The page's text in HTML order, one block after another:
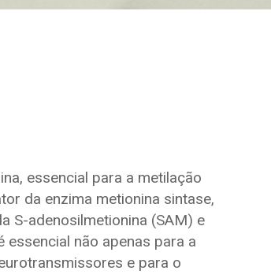
essencial para a metilação
da enzima metionina sintase,
S-adenosilmetionina (SAM) e
não apenas para a
e para o